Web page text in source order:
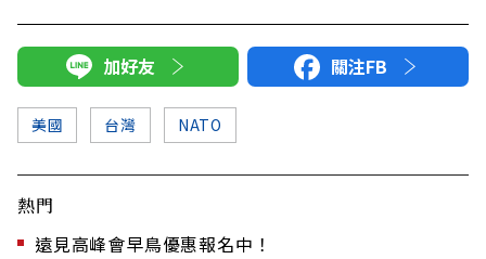
加好友 關注FB
美國 台灣 NATO
熱門
遠見高峰會早鳥優惠報名中！